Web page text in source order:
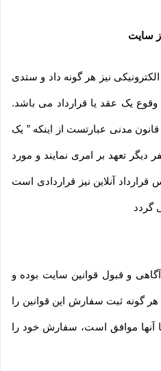
سایت
نیز هر گونه داد و ستدی
یک عقد یا قرارداد می باشد.
عقد یا قرارداد مطابق ماده ۱۸۳ قانون مدنی عبارتست از اینکه ” یک
دیگر تعهد بر امری نمایند و مورد
آنلاین نیز قراردادی است
گردد
و قبول قوانین سایت بوده و
گونه ثبت سفارش این قوانین را
آنها موافق است، سفارش خود را